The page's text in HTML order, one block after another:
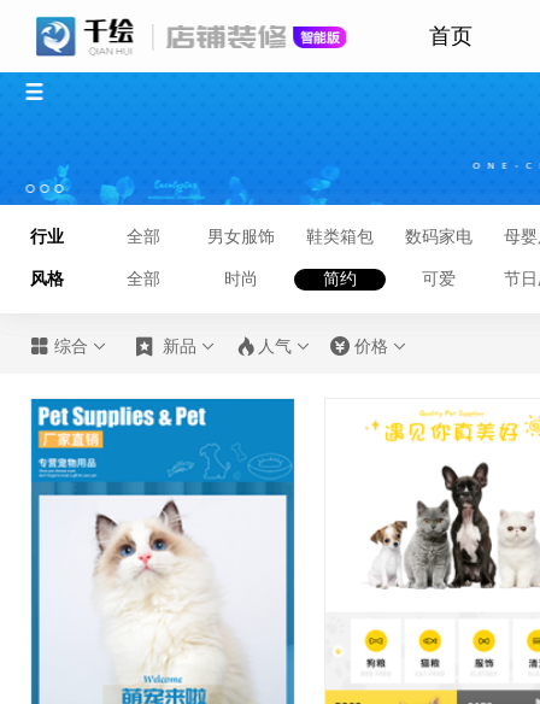
首页
行业 全部 男女服饰 鞋类箱包 数码家电 母
风格 全部 时尚 简约 可爱 节
 综合   新品   人气   价格 